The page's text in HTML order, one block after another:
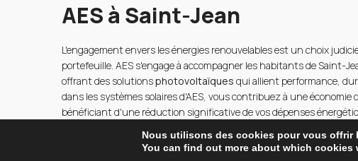
AES à Saint-Jean
L'engagement envers les énergies renouvelables est un choix
portefeuille. AES s'engage à accompagner les habitants de Saint-
offrant des solutionsphotovoltaïques qui allient performance,
dans les systèmes solaires d'AES, vous contribuez à une
bénéficiant d'une réduction significative de vos dépenses
ces installations est indéniable, contribuant à la réduction des
ressources naturelles. De plus, AES offre une expertise reconnue
Nous utilisons des cookies pour vous offrir
You can find out more about which